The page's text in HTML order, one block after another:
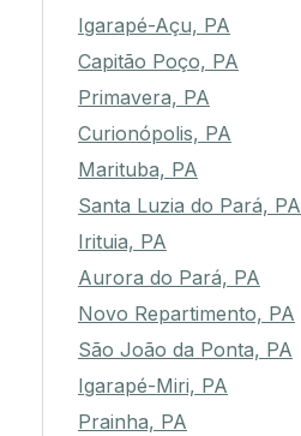
Igarapé-Açu, PA
Capitão Poço, PA
Primavera, PA
Curionópolis, PA
Marituba, PA
Santa Luzia do Pará, PA
Irituia, PA
Aurora do Pará, PA
Novo Repartimento, PA
São João da Ponta, PA
Igarapé-Miri, PA
Prainha, PA